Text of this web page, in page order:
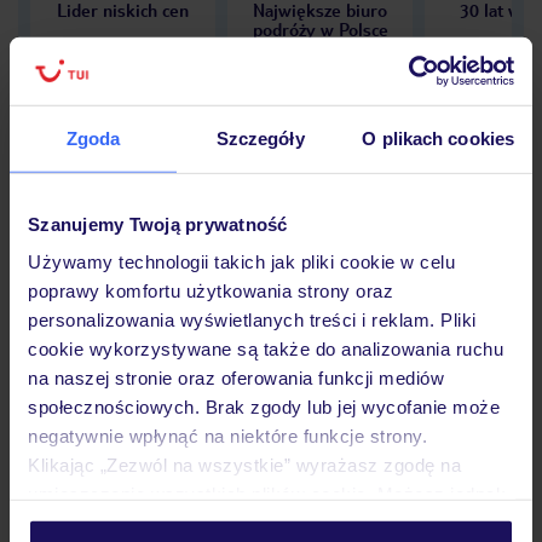
Zgoda Szczegóły O plikach cookies
Szanujemy Twoją prywatność
Używamy technologii takich jak pliki cookie w celu
poprawy komfortu użytkowania strony oraz
personalizowania wyświetlanych treści i reklam. Pliki
cookie wykorzystywane są także do analizowania ruchu
na naszej stronie oraz oferowania funkcji mediów
społecznościowych. Brak zgody lub jej wycofanie może
negatywnie wpłynąć na niektóre funkcje strony.
Klikając „Zezwól na wszystkie” wyrażasz zgodę na
personalizować swój wybór wchodząc w zakładkę
Lider niskich cen
Największe biuro
podróży w Polsce
30 lat w
Opinie
Pokoje
Wyżywienie